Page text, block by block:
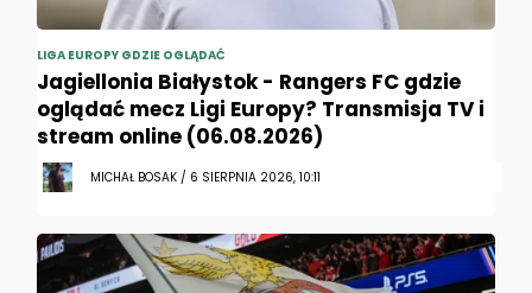
LIGA EUROPY GDZIE OGLĄDAĆ
Jagiellonia Białystok - Rangers FC gdzie
oglądać mecz Ligi Europy? Transmisja TV i
stream online (06.08.2026)
MICHAŁ BOSAK / 6 SIERPNIA 2026, 10:11